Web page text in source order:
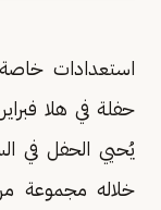
استعدادات
حفلة في هلا
يُحيي الحفل في
خلاله مجموعة من